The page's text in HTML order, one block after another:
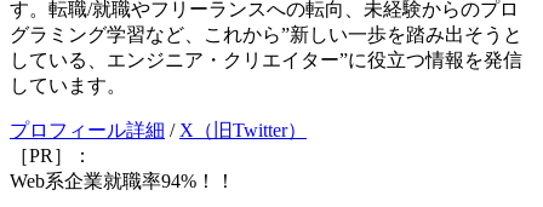
す。転職/就職やフリーランスへの転向、未経験からのプロ
グラミング学習など、これから”新しい一歩を踏み出そうと
している、エンジニア・クリエイター”に役立つ情報を発信
しています。
プロフィール詳細 / X（旧Twitter）
［PR］：
Web系企業就職率94%！！